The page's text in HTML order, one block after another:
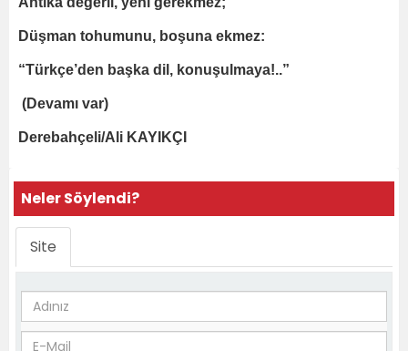
Düşman tohumunu, boşuna ekmez:
“Türkçe’den başka dil, konuşulmaya!..”
(Devamı var)
Derebahçeli/Ali KAYIKÇI
Neler Söylendi?
Site